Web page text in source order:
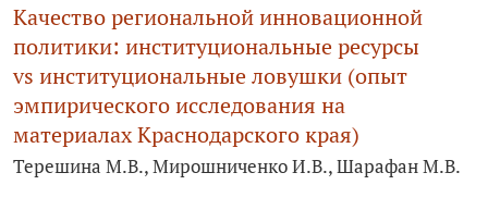
Качество региональной инновационной
политики: институциональные ресурсы
vs институциональные ловушки (опыт
эмпирического исследования на
материалах Краснодарского края)
Терешина М.В., Мирошниченко И.В., Шарафан М.В.